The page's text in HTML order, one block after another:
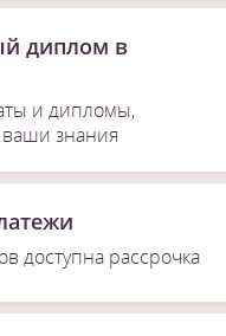
диплом в
и дипломы,
знания
доступна рассрочка